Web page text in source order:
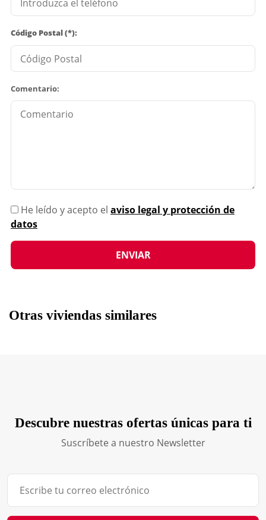
Código Postal (*):
Comentario:
He leído y acepto el aviso legal y protección de
datos
Otras viviendas similares
Descubre nuestras ofertas únicas para ti
Suscríbete a nuestro Newsletter